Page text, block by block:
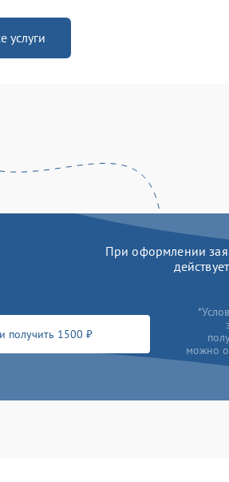
услуги
При оформлении
получить 1500 ₽
можно